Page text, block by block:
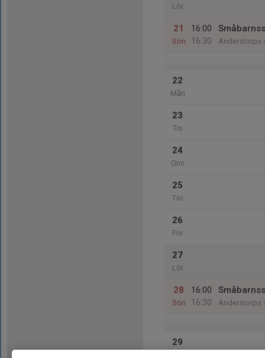
Lör
21
Sön
16:00
16:30
Anderstorps
22
Mån
23
Tis
24
Ons
25
Tor
26
Fre
27
Lör
28
Sön
16:00
16:30
Anderstorps
29